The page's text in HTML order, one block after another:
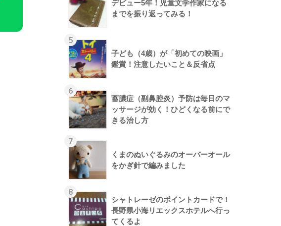
デビュー5年！児童文学作家になる
までを振り返ってみる！
5
子ども（4歳）が「初めての映画」
鑑賞！注意したいこと＆反省点
6
蓄膿症（副鼻腔炎）予防は毎日のマ
ッサージが効く！ひどくなる前にで
きる治し方
7
くまのぬいぐるみのオーバーオール
をかぎ針で編みました
8
シャトレーゼのポイントカードで！
長野県小海リエックスホテルへ行っ
てくるよ